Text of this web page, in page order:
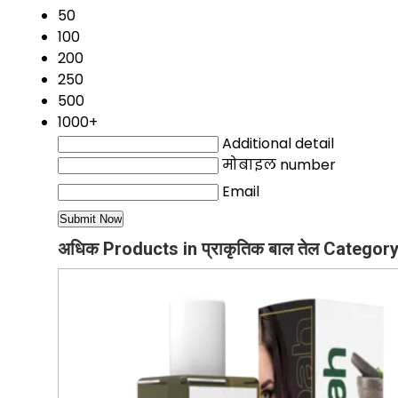
50
100
200
250
500
1000+
Additional detail
मोबाइल number
Email
अधिक Products in प्राकृतिक बाल तेल Category